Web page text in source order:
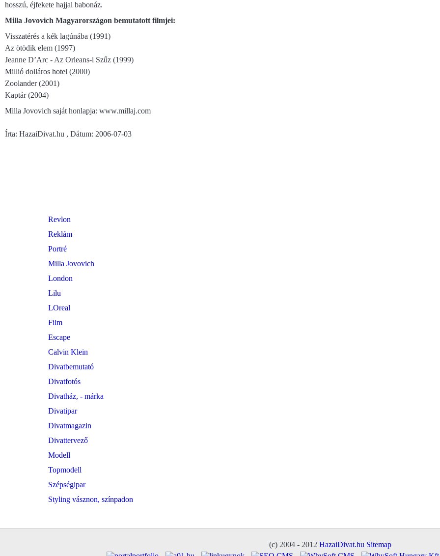
hosszú, éjfekete hajjal babonáz.
Milla Jovovich Magyarországon bemutatott filmjei:
Visszatérés a kék lagúnába (1991)
Az ötödik elem (1997)
Jeanne D’Arc - Az Orleans-i Szűz (1999)
Millió dolláros hotel (2000)
Zoolander (2001)
Kaptár (2004)
Milla Jovovich saját honlapja: www.millaj.com
Írta: HazaiDivat.hu , Dátum: 2006-07-03
Revlon
Reklám
Portré
Milla Jovovich
London
Lilu
LOreal
Film
Escape
Calvin Klein
Divatbemutató
Divatfotós
Divatház, - márka
Divatipar
Divatmagazin
Divattervező
Modell
Topmodell
Szépségipar
Styling vásznon, színpadon
(c) 2004 - 2012 HazaiDivat.hu Sitemap